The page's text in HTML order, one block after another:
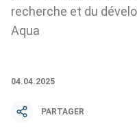
04.04.2025
PARTAGER
recherche et du
Aqua